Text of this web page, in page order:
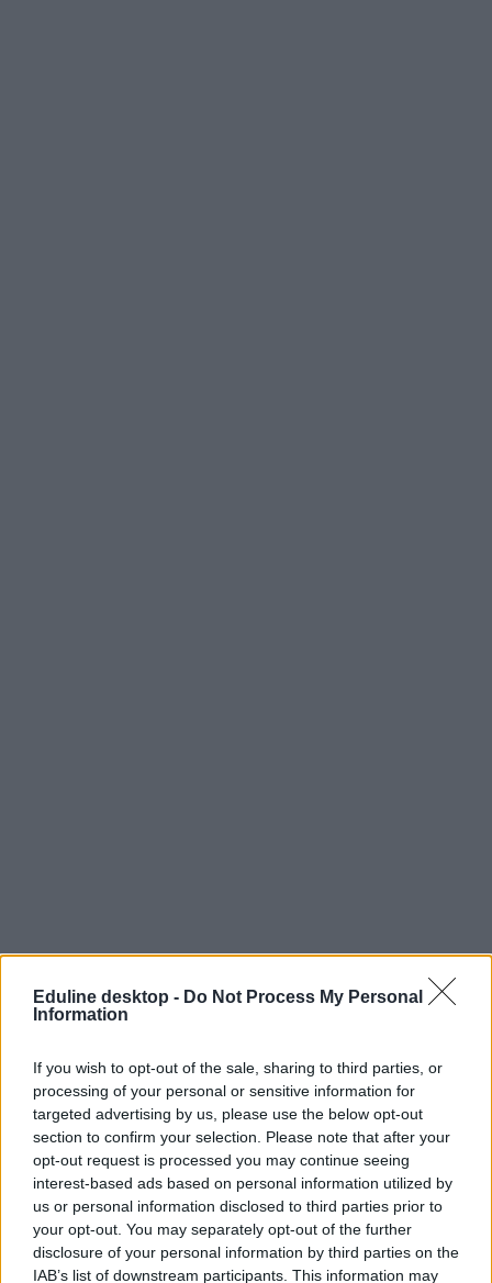
Eduline desktop - Do Not Process My Personal
Information
If you wish to opt-out of the sale, sharing to third parties, or
processing of your personal or sensitive information for
targeted advertising by us, please use the below opt-out
section to confirm your selection. Please note that after your
opt-out request is processed you may continue seeing
interest-based ads based on personal information utilized by
us or personal information disclosed to third parties prior to
your opt-out. You may separately opt-out of the further
disclosure of your personal information by third parties on the
IAB’s list of downstream participants. This information may
egyetemi felvételi 2027
pontszámítás 2027